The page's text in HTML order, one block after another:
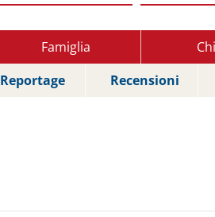
Famiglia
Reportage Recensioni